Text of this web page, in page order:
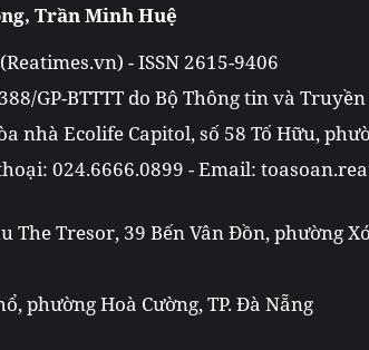
Trần Minh Huệ
- ISSN 2615-9406
GP-BTTTT do Bộ Thông tin và
nhà Ecolife Capitol, số 58 Tố Hữu,
024.6666.0899 - Email:
The Tresor, 39 Bến Vân Đồn, phường
phường Hoà Cường, TP. Đà Nẵng